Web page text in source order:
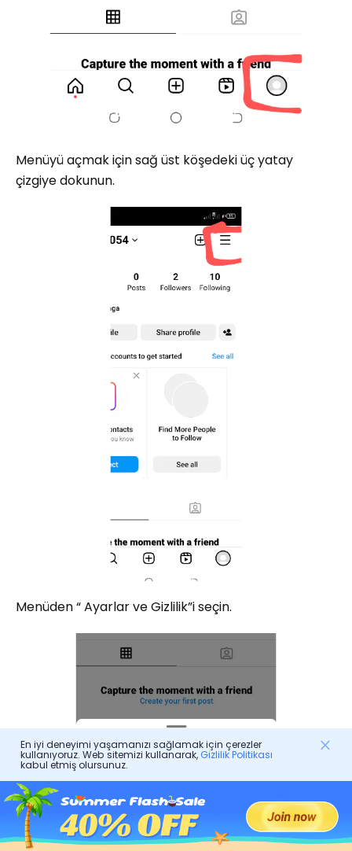
Menüyü açmak için sağ üst köşedeki üç yatay
çizgiye dokunun.
Menüden “ Ayarlar ve Gizlilik”i seçin.
En iyi deneyimi yaşamanızı sağlamak için çerezler
kullanıyoruz. Web sitemizi kullanarak, Gizlilik Politikası
kabul etmiş olursunuz.